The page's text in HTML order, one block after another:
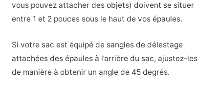
vous pouvez attacher des objets) doivent se situer
entre 1 et 2 pouces sous le haut de vos épaules.
Si votre sac est équipé de sangles de délestage
attachées des épaules à l’arrière du sac, ajustez-les
de manière à obtenir un angle de 45 degrés.